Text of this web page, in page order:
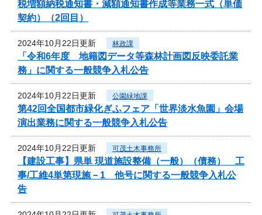
税増額納税通知書・減額通知書作成等業務一式（単価
契約）（2回目）
2024年10月22日更新 林政課
「令和6年度 地籍図データ等森林計画図反映委託業
務」に関する一般競争入札公告
2024年10月22日更新 公園緑地課
第42回全国都市緑化ぎふフェア「世界淡水魚園」会場
演出業務に関する一般競争入札公告
2024年10月22日更新 可茂土木事務所
【建設工事】県単 現道施設整備（一般）（債務） 工
事/工維4単第現施－1 他号に関する一般競争入札公
告